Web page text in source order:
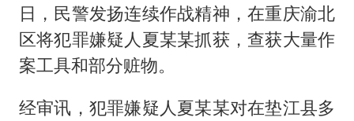
日，民警发扬连续作战精神，在重庆渝北
区将犯罪嫌疑人夏某某抓获，查获大量作
案工具和部分赃物。
经审讯，犯罪嫌疑人夏某某对在垫江县多